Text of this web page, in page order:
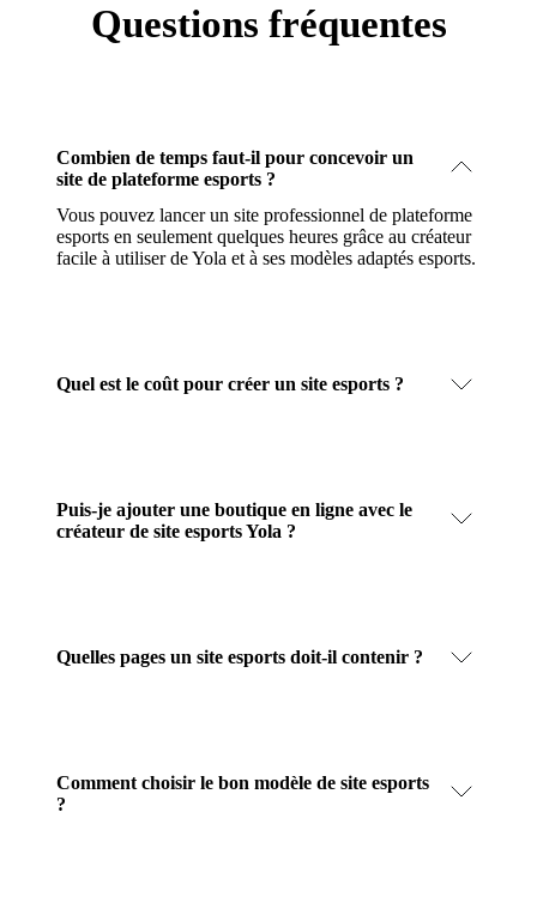
Questions fréquentes
Combien de temps faut-il pour concevoir un
site de plateforme esports ?
Vous pouvez lancer un site professionnel de plateforme
esports en seulement quelques heures grâce au créateur
facile à utiliser de Yola et à ses modèles adaptés esports.
Quel est le coût pour créer un site esports ?
Puis-je ajouter une boutique en ligne avec le
créateur de site esports Yola ?
Quelles pages un site esports doit-il contenir ?
Comment choisir le bon modèle de site esports
?